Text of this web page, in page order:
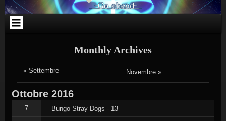
Monthly Archives
« Settembre Novembre »
Ottobre 2016
7 Bungo Stray Dogs - 13